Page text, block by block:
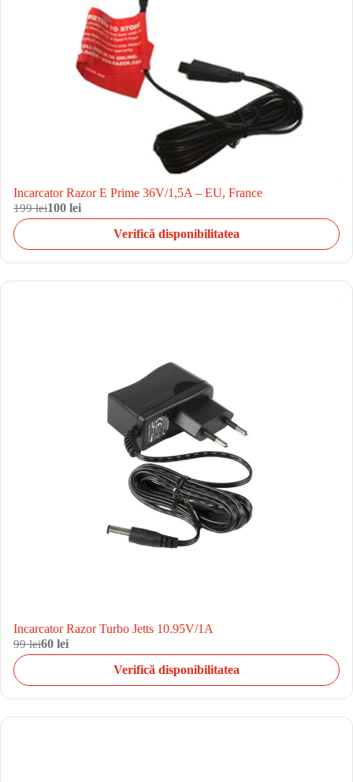
Incarcator Razor E Prime 36V/1,5A – EU, France
199 lei100 lei
Verifică disponibilitatea
Incarcator Razor Turbo Jetts 10.95V/1A
99 lei60 lei
Verifică disponibilitatea